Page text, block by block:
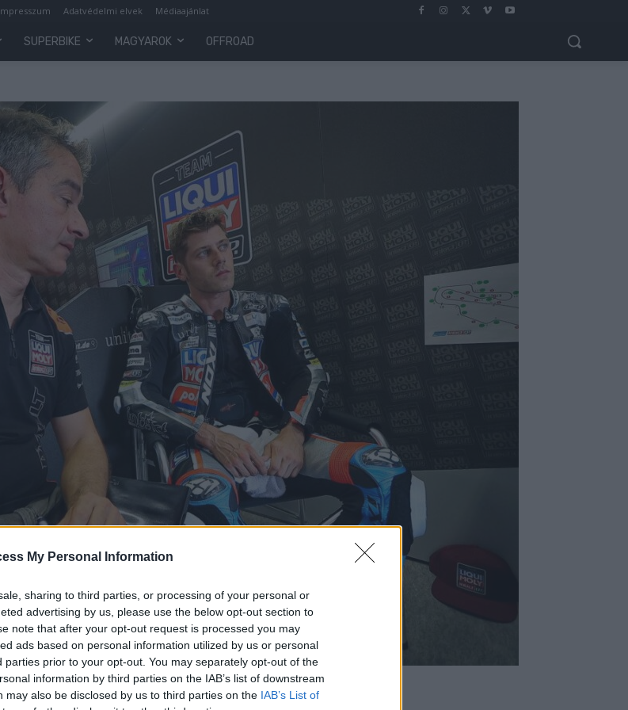
My Personal Information
sharing to third parties, or processing of your personal or
advertising by us, please use the below opt-out section to
note that after your opt-out request is processed you may
ads based on personal information utilized by us or personal
parties prior to your opt-out. You may separately opt-out of the
information by third parties on the IAB’s list of downstream
may also be disclosed by us to third parties on the IAB’s List of
Adatvédelmi elvek Médiaajánlat
SUPERBIKE MAGYAROK OFFROAD